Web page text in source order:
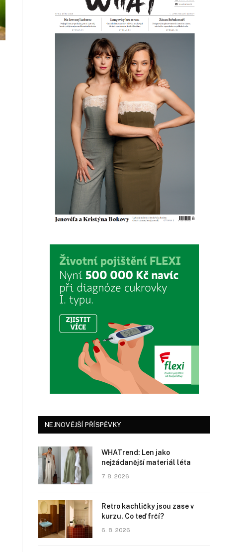
NEJNOVĚJŠÍ PŘÍSPĚVKY
WHATrend: Len jako
nejžádanější materiál léta
7. 8. 2026
Retro kachličky jsou zase v
kurzu. Co teď frčí?
6. 8. 2026